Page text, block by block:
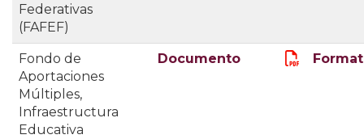
Federativas
(FAFEF)
Fondo de
Aportaciones
Múltiples,
Infraestructura
Educativa
Documento